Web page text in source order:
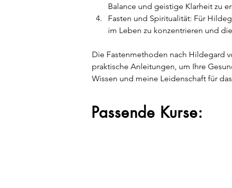
Balance und geistige Klarheit zu
Fasten und Spiritualität: Für
im Leben zu konzentrieren und
Die Fastenmethoden nach Hildegard
praktische Anleitungen, um Ihre
Wissen und meine Leidenschaft für
Passende Kurse: